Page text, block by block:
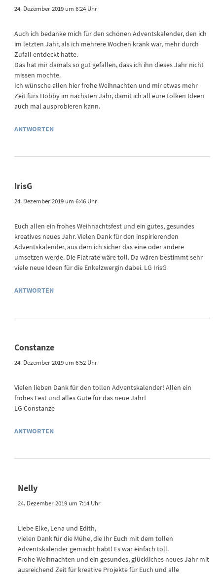
24. Dezember 2019 um 6:24 Uhr
Auch ich bedanke mich für den schönen Adventskalender, den ich
im letzten Jahr, als ich mehrere Wochen krank war, mehr durch
Zufall entdeckt hatte.
Das hat mir damals so gut gefallen, dass ich ihn dieses Jahr nicht
missen mochte.
Ich wünsche allen hier frohe Weihnachten und mir etwas mehr
Zeit fürs Hobby im nächsten Jahr, damit ich all eure tolken Ideen
auch mal ausprobieren kann.
ANTWORTEN
IrisG
24. Dezember 2019 um 6:46 Uhr
Euch allen ein frohes Weihnachtsfest und ein gutes, gesundes
kreatives neues Jahr. Vielen Dank für den inspirierenden
Adventskalender, aus dem ich sicher das eine oder andere
umsetzen werde. Die Flatrate wäre toll. Da wären bestimmt sehr
viele neue Ideen für die Enkelzwergin dabei. LG IrisG
ANTWORTEN
Constanze
24. Dezember 2019 um 6:52 Uhr
Vielen lieben Dank für den tollen Adventskalender! Allen ein
frohes Fest und alles Gute für das neue Jahr!
LG Constanze
ANTWORTEN
Nelly
24. Dezember 2019 um 7:14 Uhr
Liebe Elke, Lena und Edith,
vielen Dank für die Mühe, die Ihr Euch mit dem tollen
Adventskalender gemacht habt! Es war einfach toll.
Frohe Weihnachten und ein gesundes, glückliches neues Jahr mit
ausreichend Zeit für kreative Projekte für Euch und alle